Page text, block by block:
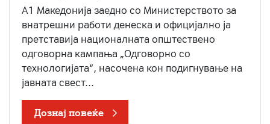
A1 Македонија заедно со Министерството за
внатрешни работи денеска и официјално ја
претставија националната општествено
одговорна кампања „Одговорно со
технологијата“, насочена кон подигнување на
јавната свест...
Дознај повеќе